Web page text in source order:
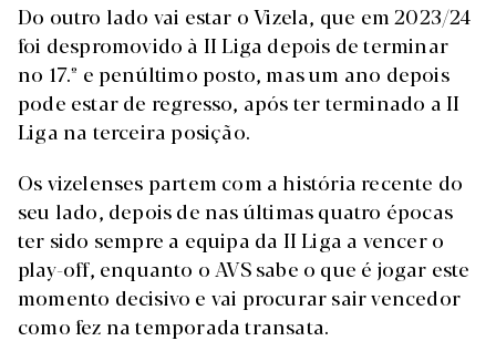
Do outro lado vai estar o Vizela, que em 2023/24
foi despromovido à II Liga depois de terminar
no 17.º e penúltimo posto, mas um ano depois
pode estar de regresso, após ter terminado a II
Liga na terceira posição.
Os vizelenses partem com a história recente do
seu lado, depois de nas últimas quatro épocas
ter sido sempre a equipa da II Liga a vencer o
play-off, enquanto o AVS sabe o que é jogar este
momento decisivo e vai procurar sair vencedor
como fez na temporada transata.